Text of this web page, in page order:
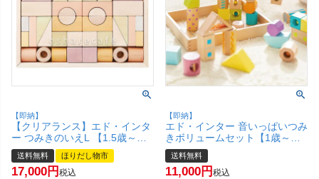
【即納】
【クリアランス】エド・インタ
ー つみきのいえL 【1.5歳～】
【Ed.Inter エドインター GENI
ジェニ NIHON 日本製 MADE IN
JAPAN 知育 つみき 積み木 積
送料無料 ほりだし物市
17,000 税込
【即納】
エド・インター 音いっぱいつみ
きボリュームセット【1歳～】
【子供PSC】【Ed.Inter エドイ
ンター GENI ジェニ 知育 つみ
き 積み木 積木】【宅配便送料
送料無料
11,000 税込